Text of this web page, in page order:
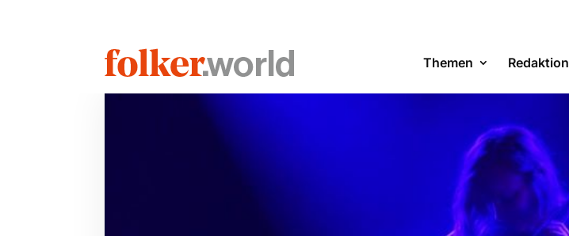
Themen Redaktion